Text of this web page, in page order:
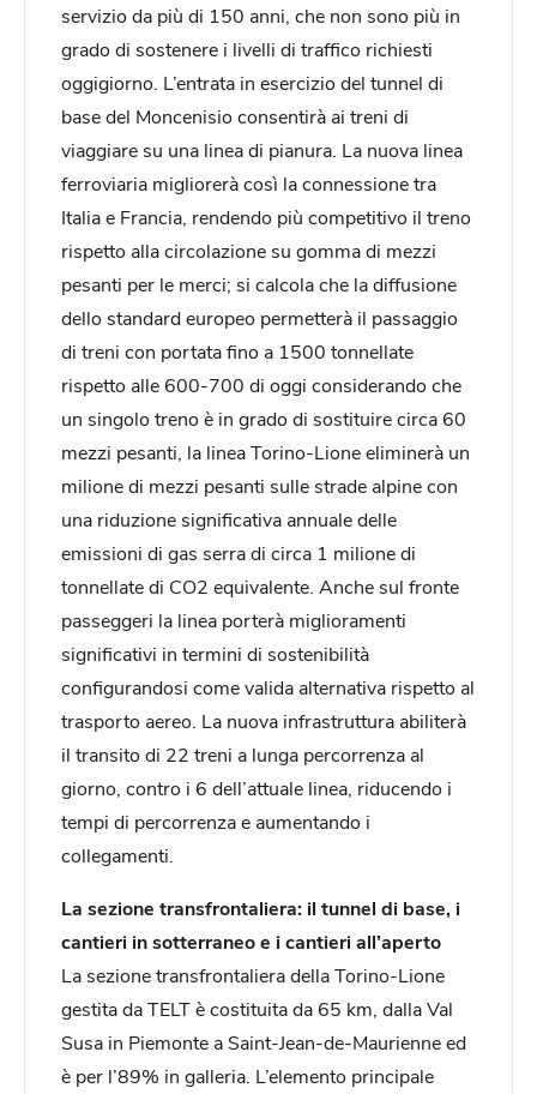
servizio da più di 150 anni, che non sono più in
grado di sostenere i livelli di traffico richiesti
oggigiorno. L’entrata in esercizio del tunnel di
base del Moncenisio consentirà ai treni di
viaggiare su una linea di pianura. La nuova linea
ferroviaria migliorerà così la connessione tra
Italia e Francia, rendendo più competitivo il treno
rispetto alla circolazione su gomma di mezzi
pesanti per le merci; si calcola che la diffusione
dello standard europeo permetterà il passaggio
di treni con portata fino a 1500 tonnellate
rispetto alle 600-700 di oggi considerando che
un singolo treno è in grado di sostituire circa 60
mezzi pesanti, la linea Torino-Lione eliminerà un
milione di mezzi pesanti sulle strade alpine con
una riduzione significativa annuale delle
emissioni di gas serra di circa 1 milione di
tonnellate di CO2 equivalente. Anche sul fronte
passeggeri la linea porterà miglioramenti
significativi in termini di sostenibilità
configurandosi come valida alternativa rispetto al
trasporto aereo. La nuova infrastruttura abiliterà
il transito di 22 treni a lunga percorrenza al
giorno, contro i 6 dell’attuale linea, riducendo i
tempi di percorrenza e aumentando i
collegamenti.
La sezione transfrontaliera: il tunnel di base, i
cantieri in sotterraneo e i cantieri all’aperto
La sezione transfrontaliera della Torino-Lione
gestita da TELT è costituita da 65 km, dalla Val
Susa in Piemonte a Saint-Jean-de-Maurienne ed
è per l’89% in galleria. L’elemento principale